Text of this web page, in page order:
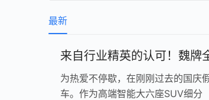
最新
来自行业精英的认可！魏牌
为热爱不停歇，在刚刚过去的国庆
车。作为高端智能大六座SUV细分